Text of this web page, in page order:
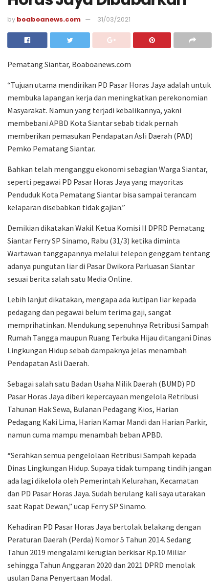
by boaboanews.com 31/03/2021
Pematang Siantar, Boaboanews.com
“Tujuan utama mendirikan PD Pasar Horas Jaya adalah untuk
membuka lapangan kerja dan meningkatkan perekonomian
Masyarakat. Namun yang terjadi kebalikannya, yakni
membebani APBD Kota Siantar sebab tidak pernah
memberikan pemasukan Pendapatan Asli Daerah (PAD)
Pemko Pematang Siantar.
Bahkan telah menganggu ekonomi sebagian Warga Siantar,
seperti pegawai PD Pasar Horas Jaya yang mayoritas
Penduduk Kota Pematang Siantar bisa sampai terancam
kelaparan disebabkan tidak gajian.”
Demikian dikatakan Wakil Ketua Komisi II DPRD Pematang
Siantar Ferry SP Sinamo, Rabu (31/3) ketika diminta
Wartawan tanggapannya melalui telepon genggam tentang
adanya pungutan liar di Pasar Dwikora Parluasan Siantar
sesuai berita salah satu Media Online.
Lebih lanjut dikatakan, mengapa ada kutipan liar kepada
pedagang dan pegawai belum terima gaji, sangat
memprihatinkan. Mendukung sepenuhnya Retribusi Sampah
Rumah Tangga maupun Ruang Terbuka Hijau ditangani Dinas
Lingkungan Hidup sebab dampaknya jelas menambah
Pendapatan Asli Daerah.
Sebagai salah satu Badan Usaha Milik Daerah (BUMD) PD
Pasar Horas Jaya diberi kepercayaan mengelola Retribusi
Tahunan Hak Sewa, Bulanan Pedagang Kios, Harian
Pedagang Kaki Lima, Harian Kamar Mandi dan Harian Parkir,
namun cuma mampu menambah beban APBD.
“Serahkan semua pengelolaan Retribusi Sampah kepada
Dinas Lingkungan Hidup. Supaya tidak tumpang tindih jangan
ada lagi dikelola oleh Pemerintah Kelurahan, Kecamatan
dan PD Pasar Horas Jaya. Sudah berulang kali saya utarakan
saat Rapat Dewan,” ucap Ferry SP Sinamo.
Kehadiran PD Pasar Horas Jaya bertolak belakang dengan
Peraturan Daerah (Perda) Nomor 5 Tahun 2014. Sedang
Tahun 2019 mengalami kerugian berkisar Rp.10 Miliar
sehingga Tahun Anggaran 2020 dan 2021 DPRD menolak
usulan Dana Penyertaan Modal.